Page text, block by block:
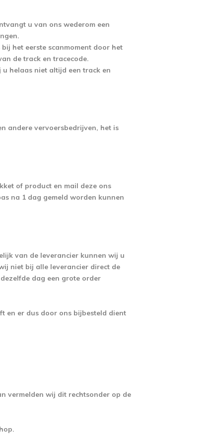
u van ons wederom een
het eerste scanmoment door het
de track en tracecode.
helaas niet altijd een track en
andere vervoersbedrijven, het is
of product en mail deze ons
na 1 dag gemeld worden kunnen
van de leverancier kunnen wij u
niet bij alle leverancier direct de
dag een grote order
en er dus door ons bijbesteld dient
vermelden wij dit rechtsonder op de